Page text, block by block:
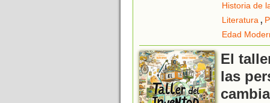
Historia de
Literatura,
Edad
El
las